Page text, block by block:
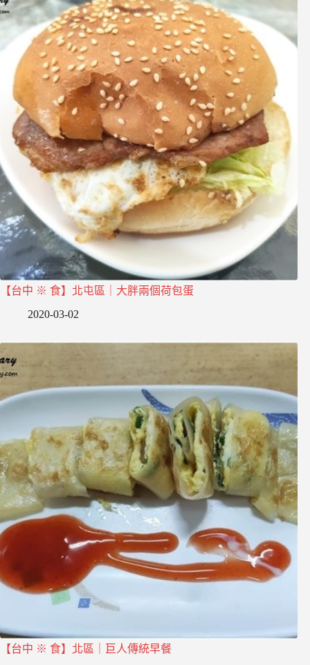
【台中 ※ 食】北屯區｜大胖兩個荷包蛋
2020-03-02
【台中 ※ 食】北區｜巨人傳統早餐